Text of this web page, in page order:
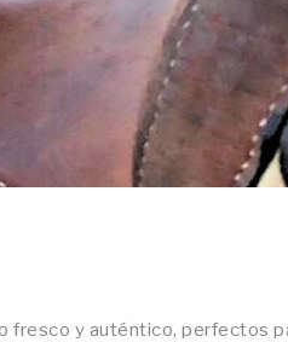
fresco y auténtico, perfectos